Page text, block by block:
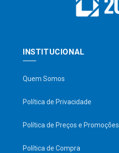
INSTITUCIONAL
Quem Somos
Política de Privacidade
Política de Preços e Promoções
Política de Compra